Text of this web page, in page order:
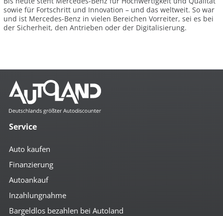
sowie für Fortschritt und Innovation – und das weltweit. So war
und ist Mercedes-Benz in vielen Bereichen Vorreiter, sei es bei
der Sicherheit, den Antrieben oder der Digitalisierung.
Service
Auto kaufen
Finanzierung
Autoankauf
Inzahlungnahme
Bargeldlos bezahlen bei Autoland